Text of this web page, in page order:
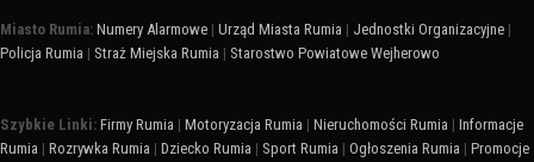
Miasto Rumia: Numery Alarmowe | Urząd Miasta Rumia | Jednostki Organizacyjne |
Policja Rumia | Straż Miejska Rumia | Starostwo Powiatowe Wejherowo
Szybkie Linki: Firmy Rumia | Motoryzacja Rumia | Nieruchomości Rumia | Informacje
Rumia | Rozrywka Rumia | Dziecko Rumia | Sport Rumia | Ogłoszenia Rumia | Promocje